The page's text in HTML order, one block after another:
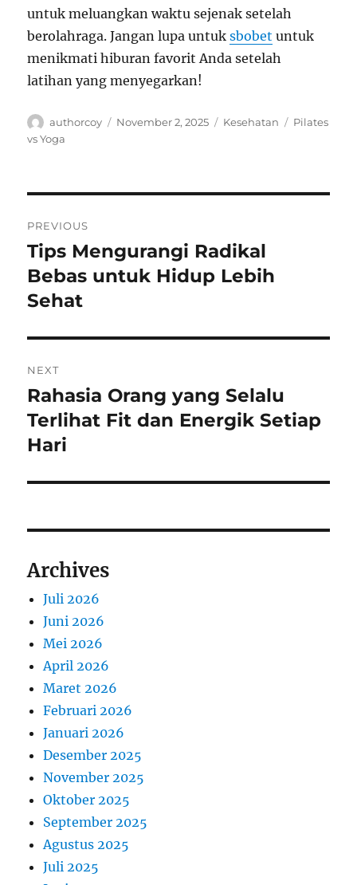
untuk meluangkan waktu sejenak setelah
berolahraga. Jangan lupa untuksbobet untuk
menikmati hiburan favorit Anda setelah
latihan yang menyegarkan!
Author
authorcoy
Posted
November 2, 2025 Categories
Kesehatan Tags
Pilates
vs Yoga
pos
PREVIOUS
Previous
post:
Tips Mengurangi Radikal
Bebas untuk Hidup Lebih
Sehat
NEXT
Next
post:
Rahasia Orang yang Selalu
Terlihat Fit dan Energik Setiap
Hari
Archives
Juli 2026
Juni 2026
Mei 2026
April 2026
Maret 2026
Februari 2026
Januari 2026
Desember 2025
November 2025
Oktober 2025
September 2025
Agustus 2025
Juli 2025